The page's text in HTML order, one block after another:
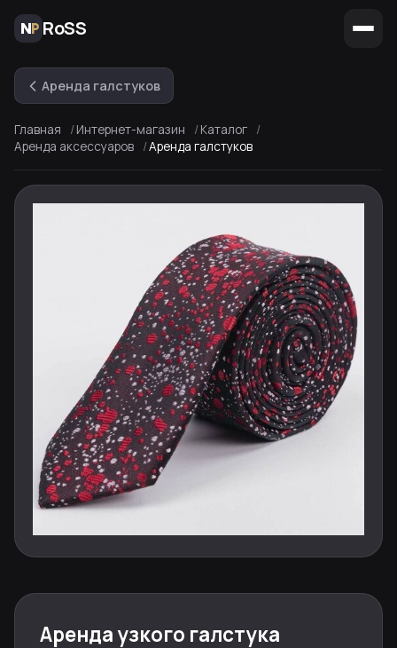
RoSS
Аренда галстуков
Главная Интернет-магазин
Каталог
Аренда аксессуаров
Аренда галстуков
Аренда узкого галстука